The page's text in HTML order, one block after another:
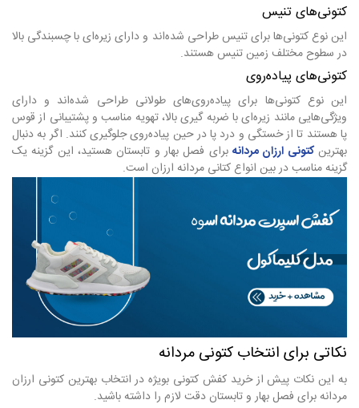
کتونی‌های تنیس
این نوع کتونی‌ها برای تنیس طراحی شده‌اند و دارای زیره‌ای با چسبندگی بالا
در سطوح مختلف زمین تنیس هستند.
کتونی‌های پیاده‌روی
این نوع کتونی‌ها برای پیاده‌روی‌های طولانی طراحی شده‌اند و دارای
ویژگی‌هایی مانند زیره‌ای با ضربه گیری بالا، تهویه مناسب و پشتیبانی از قوس
پا هستند تا از خستگی و درد پا در حین پیاده‌روی جلوگیری کنند. اگر به دنبال
بهترینکتونی ارزان مردانه برای فصل بهار و تابستان هستید، این گزینه یک
گزینه مناسب در بین انواع کتانی مردانه ارزان است.
نکاتی برای انتخاب کتونی مردانه
به این نکات پیش از خرید کفش کتونی بویژه در انتخاب بهترین کتونی ارزان
مردانه برای فصل بهار و تابستان دقت لازم را داشته باشید.